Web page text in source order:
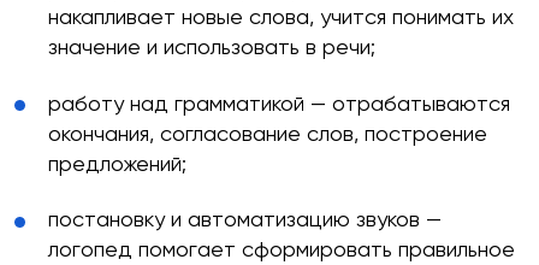
накапливает новые слова, учится понимать их
значение и использовать в речи;
работу над грамматикой — отрабатываются
окончания, согласование слов, построение
предложений;
постановку и автоматизацию звуков —
логопед помогает сформировать правильное